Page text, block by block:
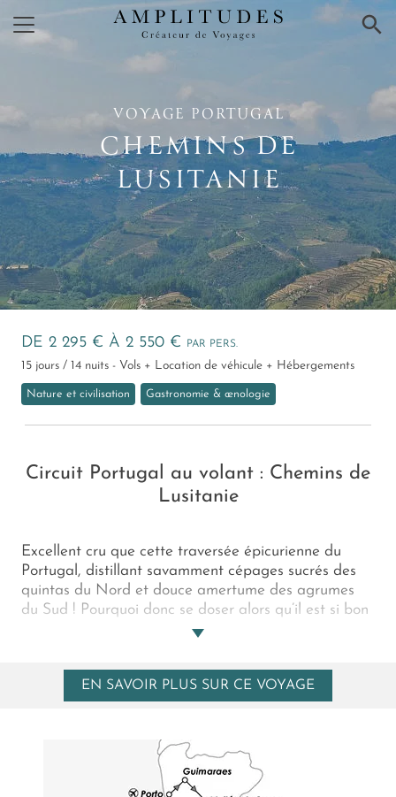
×
VOYAGE PORTUGAL
CHEMINS DE
LUSITANIE
DE 2 295 € À 2 550 € PAR PERS.
15 jours / 14 nuits - Vols + Location de véhicule + Hébergements
Nature et civilisation Gastronomie & œnologie
Circuit Portugal au volant : Chemins de
Lusitanie
Excellent cru que cette traversée épicurienne du
Portugal, distillant savamment cépages sucrés des
quintas du Nord et douce amertume des agrumes
du Sud ! Pourquoi donc se doser alors qu’il est si bon
pour l’âme de s’enivrer à l’excès de ces belvédères
ces cités désuètes loin de l’ivresse urbaine
contemporaine et de ces falaises plongeant avec
EN SAVOIR PLUS SUR CE VOYAGE